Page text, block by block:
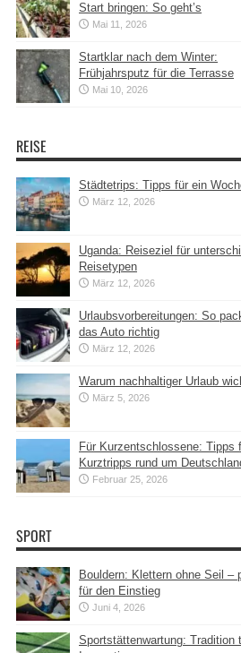
Start bringen: So geht’s
Mai 11, 2026
Startklar nach dem Winter:
Frühjahrsputz für die Terrasse
Mai 10, 2026
REISE
Städtetrips: Tipps für ein
März 12, 2026
Uganda: Reiseziel für
Reisetypen
März 12, 2026
Urlaubsvorbereitungen: So
das Auto richtig
März 12, 2026
Warum nachhaltiger Urlaub
März 5, 2026
Für Kurzentschlossene: Tipps
Kurztripps rund um
Februar 25, 2026
SPORT
Bouldern: Klettern ohne Seil –
für den Einstieg
Juni 4, 2026
Sportstättenwartung: Tradition